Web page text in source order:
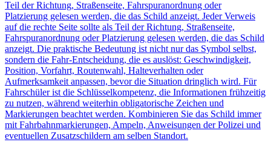
Teil der Richtung, Straßenseite, Fahrspuranordnung oder
Platzierung gelesen werden, die das Schild anzeigt. Jeder Verweis
auf die rechte Seite sollte als Teil der Richtung, Straßenseite,
Fahrspuranordnung oder Platzierung gelesen werden, die das Schild
anzeigt. Die praktische Bedeutung ist nicht nur das Symbol selbst,
sondern die Fahr-Entscheidung, die es auslöst: Geschwindigkeit,
Position, Vorfahrt, Routenwahl, Halteverhalten oder
Aufmerksamkeit anpassen, bevor die Situation dringlich wird. Für
Fahrschüler ist die Schlüsselkompetenz, die Informationen frühzeitig
zu nutzen, während weiterhin obligatorische Zeichen und
Markierungen beachtet werden. Kombinieren Sie das Schild immer
mit Fahrbahnmarkierungen, Ampeln, Anweisungen der Polizei und
eventuellen Zusatzschildern am selben Standort.